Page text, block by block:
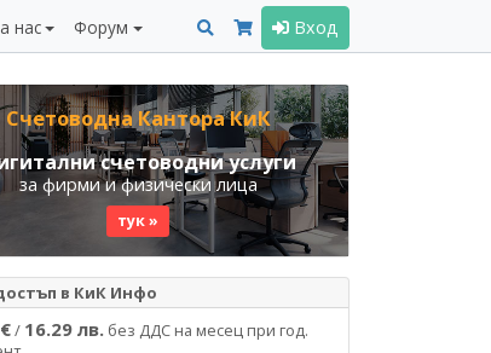
нас Форум Вход
Счетоводна Кантора КиК
счетоводни услуги
за фирми и физически лица
тук »
в КиК Инфо
/ 16.29 лв. без ДДС на месец при год.